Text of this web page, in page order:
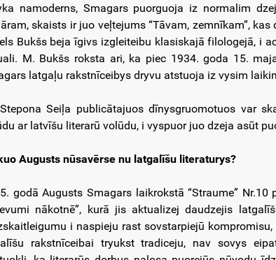
namoderns, Smagars puorguoja iz normalim
skaists ir juo veļtejums “Tāvam, zemnīkam”,
Bukšs beja īgivs izgleiteibu klasiskajā filologejā, i
M. Bukšs roksta ari, ka piec 1934. goda 15.
latgaļu rakstnīceibys dryvu atstuoja iz vysim
Seiļa publicātajuos dīnysgruomotuos var
ar latvīšu literarū volūdu, i vyspuor juo dzeja asūt
Augusts nūsavērse nu latgalīšu literaturys?
godā Augusts Smagars laikrokstā “Straume”
nākotnē”, kurā jis aktualizej daudzejis
i naspieju rast sovstarpiejū
rakstnīceibai tryukst tradiceju, nav sovys